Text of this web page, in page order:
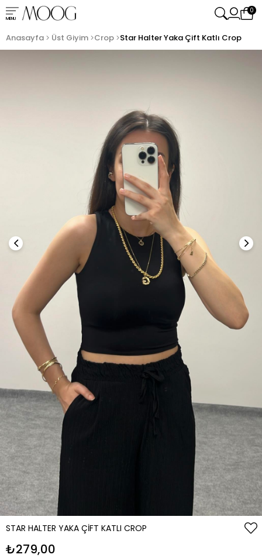
MENU
0
Anasayfa Üst Giyim Crop Star Halter Yaka Çift Katlı Crop
STAR HALTER YAKA ÇIFT KATLI CROP
₺279,00